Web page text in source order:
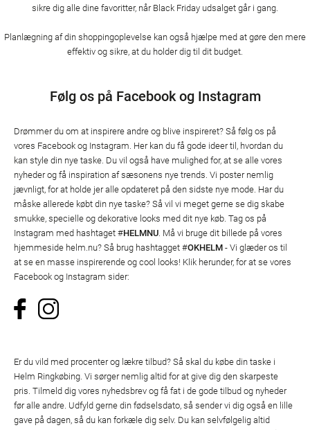
sikre dig alle dine favoritter, når Black Friday udsalget går i gang.
Planlægning af din shoppingoplevelse kan også hjælpe med at gøre den mere
effektiv og sikre, at du holder dig til dit budget.
Følg os på Facebook og Instagram
Drømmer du om at inspirere andre og blive inspireret? Så følg os på
vores Facebook og Instagram. Her kan du få gode ideer til, hvordan du
kan style din nye taske. Du vil også have mulighed for, at se alle vores
nyheder og få inspiration af sæsonens nye trends. Vi poster nemlig
jævnligt, for at holde jer alle opdateret på den sidste nye mode. Har du
måske allerede købt din nye taske? Så vil vi meget gerne se dig skabe
smukke, specielle og dekorative looks med dit nye køb. Tag os på
Instagram med hashtaget #HELMNU. Må vi bruge dit billede på vores
hjemmeside helm.nu? Så brug hashtagget #OKHELM- Vi glæder os til
at se en masse inspirerende og cool looks! Klik herunder, for at se vores
Facebook og Instagram sider:
Er du vild med procenter og lækre tilbud? Så skal du købe din taske i
Helm Ringkøbing. Vi sørger nemlig altid for at give dig den skarpeste
pris. Tilmeld dig vores nyhedsbrev og få fat i de gode tilbud og nyheder
før alle andre. Udfyld gerne din fødselsdato, så sender vi dig også en lille
gave på dagen, så du kan forkæle dig selv. Du kan selvfølgelig altid